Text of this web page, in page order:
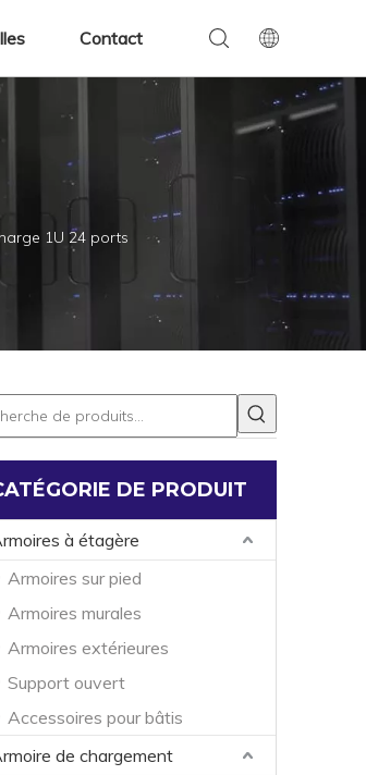
Contact
1U 24 ports
DE PRODUIT
à étagère
Armoires sur pied
Armoires murales
Armoires extérieures
Support ouvert
Accessoires pour bâtis
de chargement